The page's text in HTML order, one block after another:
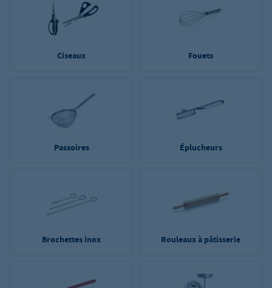
Ciseaux Fouets
Passoires Éplucheurs
Brochettes inox Rouleaux à pâtisserie